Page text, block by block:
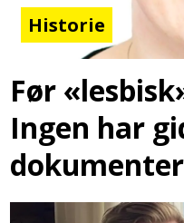
Historie
Før
Ingen har